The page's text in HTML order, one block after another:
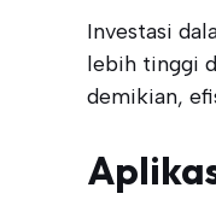
Investasi
lebih tinggi
demikian,